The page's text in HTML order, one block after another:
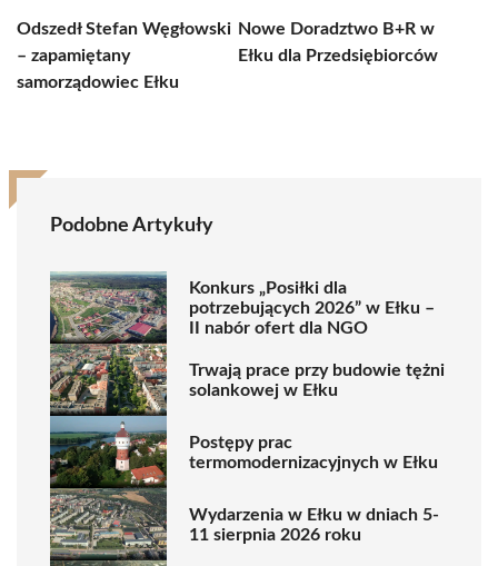
Odszedł Stefan Węgłowski
– zapamiętany
samorządowiec Ełku
Nowe Doradztwo B+R w
Ełku dla Przedsiębiorców
Podobne Artykuły
Konkurs „Posiłki dla
potrzebujących 2026” w Ełku –
II nabór ofert dla NGO
Trwają prace przy budowie tężni
solankowej w Ełku
Postępy prac
termomodernizacyjnych w Ełku
Wydarzenia w Ełku w dniach 5-
11 sierpnia 2026 roku